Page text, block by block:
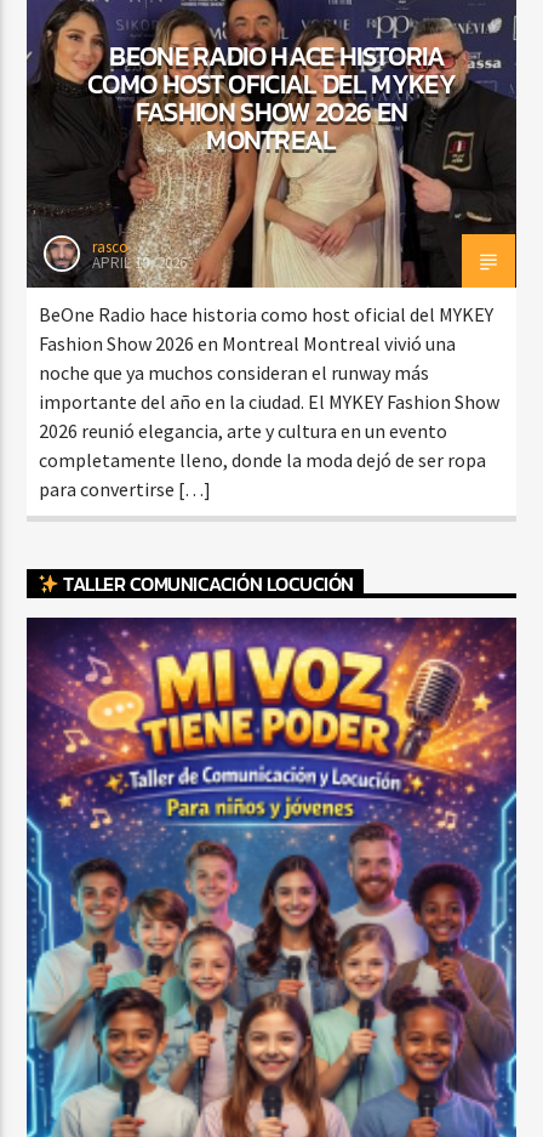
CURRENT SHOW
BACHATA Y VALLENATO
9:00 AM 11:00 AM
BEONE RADIO HACE HISTORIA
COMO HOST OFICIAL DEL MYKEY
FASHION SHOW 2026 EN
MONTREAL
rasco
APRIL 19, 2026
BeOne Radio hace historia como host oficial del MYKEY
Fashion Show 2026 en Montreal Montreal vivió una
noche que ya muchos consideran el runway más
importante del año en la ciudad. El MYKEY Fashion Show
2026 reunió elegancia, arte y cultura en un evento
completamente lleno, donde la moda dejó de ser ropa
para convertirse […]
TALLER COMUNICACIÓN LOCUCIÓN